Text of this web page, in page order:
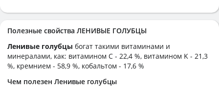
Полезные свойства ЛЕНИВЫЕ ГОЛУБЦЫ
Ленивые голубцы богат такими витаминами и
минералами, как: витамином C - 22,4 %, витамином K - 21,3
%, кремнием - 58,9 %, кобальтом - 17,6 %
Чем полезен Ленивые голубцы